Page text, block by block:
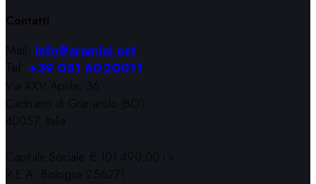
Contatti
Mail: info@aramini.net
Tel: +39 051 6020011
Via XXV Aprile, 36
Cadriano di Granarolo (BO)
40057, Italia
Capitale Sociale € 101.490,00 i.v.
R.E.A. Bologna 256271